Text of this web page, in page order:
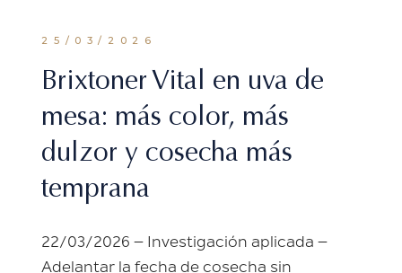
25/03/2026
Brixtoner Vital en uva de
mesa: más color, más
dulzor y cosecha más
temprana
22/03/2026 – Investigación aplicada –
Adelantar la fecha de cosecha sin